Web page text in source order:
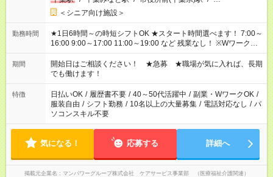
＜シニア向け施設＞
勤務時間
★1日6時間～の時短シフトOK ★スタート時間選べます！ 7:00～
16:00 9:00～17:00 11:00～19:00 など 残業なし！ ※Wワークの
場合、他のお仕事と合わせ週40時間超の就業はご案内できませ
ん ※法令に基づき、週20時間以上勤務は社会保険への加入対象
となります ※労働者派遣法（日雇い派遣の原則禁止）により、
短時間・短期間の就業はご案内が難しい場合があります
期間
開始日はご相談ください！ ★急募 ★職場が気に入れば、長期
でも働けます！
特徴 日払いOK / 履歴書不要 / 40～50代活躍中 / 副業・WワークOK /
服装自由 / シフト勤務 / 10名以上の大量募集 / 電話対応なし / パ
ソコンスキル不要
気になる！ 応募する 詳細へ
掲載元企業名 マンパワーグループ株式会社 ケアサービス事業部 （医療福祉介護関連）